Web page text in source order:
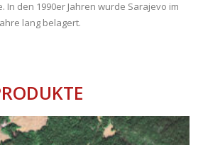
In den 1990er Jahren wurde Sarajevo im
lang belagert.